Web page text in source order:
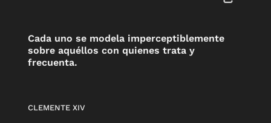
Cada uno se modela imperceptiblemente
sobre aquéllos con quienes trata y
frecuenta.
CLEMENTE XIV